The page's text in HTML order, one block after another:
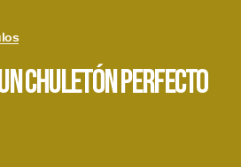
Chuletón Perfecto